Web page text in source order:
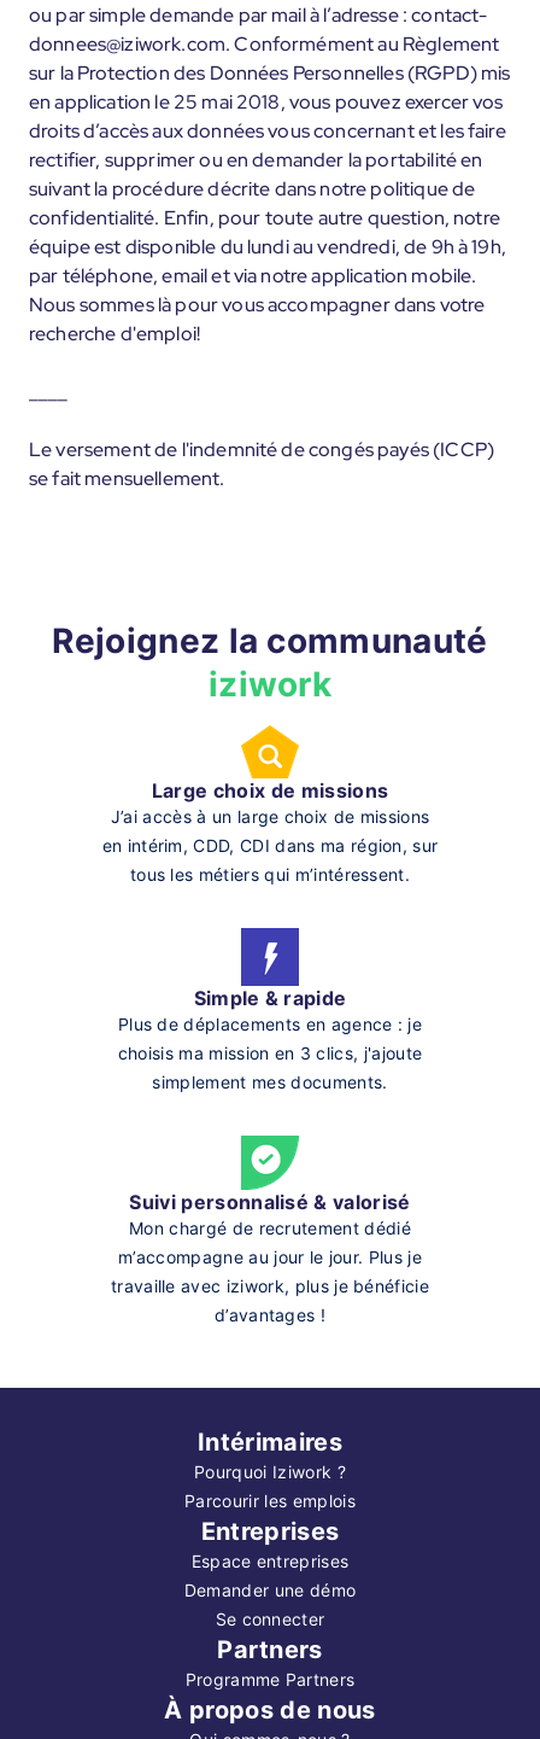
ou par simple demande par mail à l’adresse : contact-
donnees@iziwork.com. Conformément au Règlement
sur la Protection des Données Personnelles (RGPD) mis
en application le 25 mai 2018, vous pouvez exercer vos
droits d’accès aux données vous concernant et les faire
rectifier, supprimer ou en demander la portabilité en
suivant la procédure décrite dans notre politique de
confidentialité. Enfin, pour toute autre question, notre
équipe est disponible du lundi au vendredi, de 9h à 19h,
par téléphone, email et via notre application mobile.
Nous sommes là pour vous accompagner dans votre
recherche d'emploi!
Le versement de l'indemnité de congés payés (ICCP)
se fait mensuellement.
Rejoignez la communauté
iziwork
Large choix de missions
J’ai accès à un large choix de missions
en intérim, CDD, CDI dans ma région, sur
tous les métiers qui m’intéressent.
Simple & rapide
Plus de déplacements en agence : je
choisis ma mission en 3 clics, j'ajoute
simplement mes documents.
Suivi personnalisé & valorisé
Mon chargé de recrutement dédié
m’accompagne au jour le jour. Plus je
travaille avec iziwork, plus je bénéficie
d’avantages !
Intérimaires
Pourquoi Iziwork ?
Parcourir les emplois
Entreprises
Espace entreprises
Demander une démo
Se connecter
Partners
Programme Partners
À propos de nous